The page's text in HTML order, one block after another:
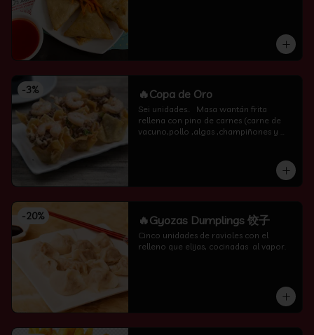
-3% 🔥Copa de Oro
Sei unidades..   Masa wantán frita
rellena con pino de carnes (carne de
vacuno,pollo ,algas ,champiñones y
-20% 🔥Gyozas Dumplings 饺子
Cinco unidades de ravioles con el
relleno que elijas, cocinadas  al vapor.